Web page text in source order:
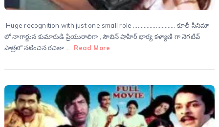
Huge recognition with just one small role ………………………. కూలీ సినిమా
లో నాగార్జున కుమారుడి ప్రియురాలిగా , సౌబిన్ షాహిర్ భార్య కళ్యాణి గా నెగటివ్
పాత్రలో నటించిన రచితా …
Read More